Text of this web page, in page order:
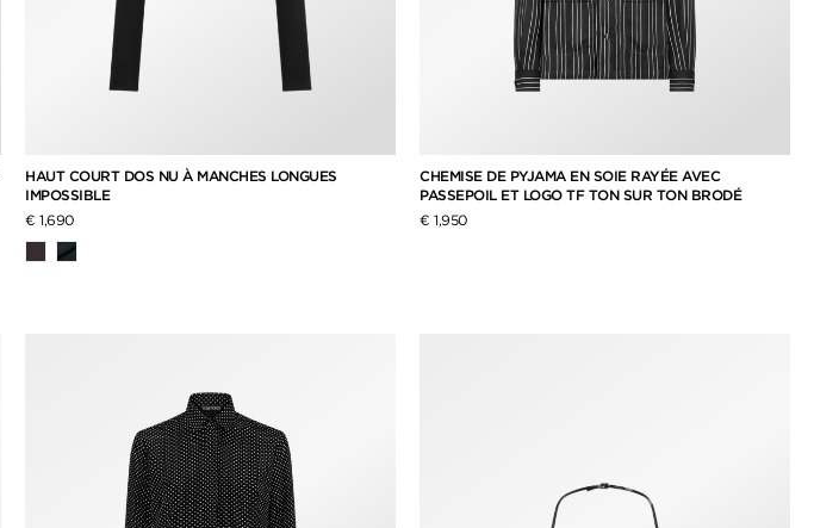
HAUT COURT DOS NU À MANCHES LONGUES
IMPOSSIBLE
€ 1,690
CHEMISE DE PYJAMA EN SOIE RAYÉE AVEC
PASSEPOIL ET LOGO TF TON SUR TON BRODÉ
€ 1,950